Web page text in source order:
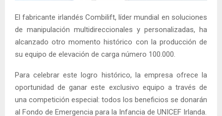
El fabricante irlandés Combilift, líder mundial en soluciones
de manipulación multidireccionales y personalizadas, ha
alcanzado otro momento histórico con la producción de
su equipo de elevación de carga número 100.000.
Para celebrar este logro histórico, la empresa ofrece la
oportunidad de ganar este exclusivo equipo a través de
una competición especial: todos los beneficios se donarán
al Fondo de Emergencia para la Infancia de UNICEF Irlanda.